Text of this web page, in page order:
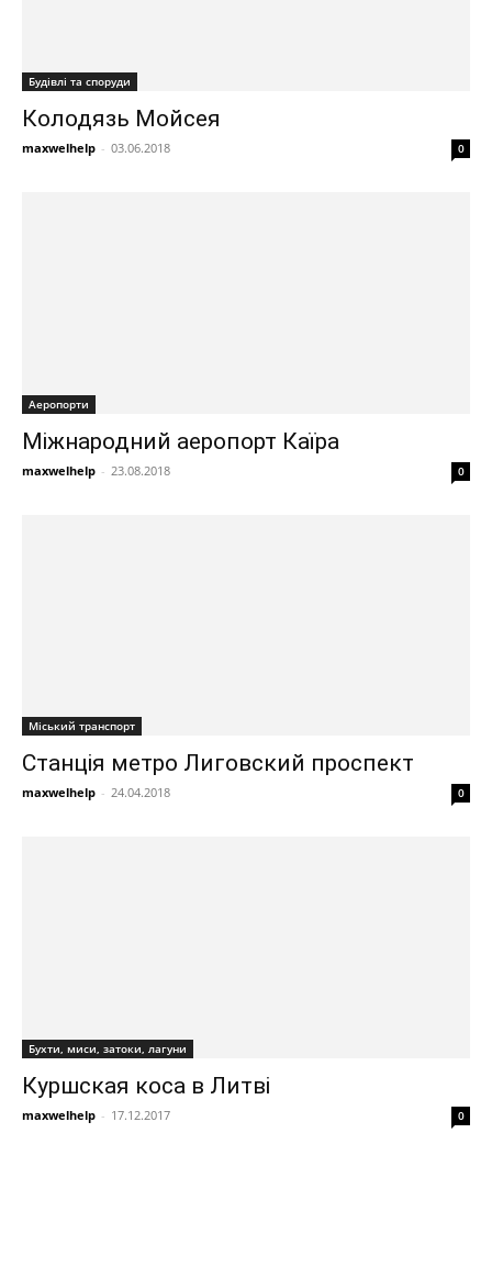
Будівлі та споруди
Колодязь Мойсея
maxwelhelp - 03.06.2018 0
Аеропорти
Міжнародний аеропорт Каїра
maxwelhelp - 23.08.2018 0
Міський транспорт
Станція метро Лиговский проспект
maxwelhelp - 24.04.2018 0
Бухти, миси, затоки, лагуни
Куршская коса в Литві
maxwelhelp - 17.12.2017 0